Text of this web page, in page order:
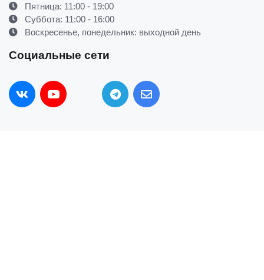
Пятница: 11:00 - 19:00
Суббота: 11:00 - 16:00
Воскресенье, понедельник: выходной день
Социальные сети